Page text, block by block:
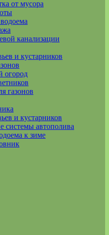
от мусора
канализации
и кустарников
огород
газонов
и кустарников
системы автополива
к зиме